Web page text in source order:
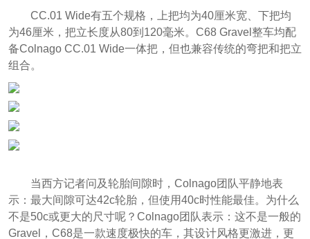
CC.01 Wide有五个规格，上把均为40厘米宽、下把均
为46厘米，把立长度从80到120毫米。C68 Gravel整车均配
备Colnago CC.01 Wide一体把，但也兼容传统的弯把和把立
组合。
当西方记者问及轮胎间隙时，Colnago团队平静地表
示：最大间隙可达42c轮胎，但使用40c时性能最佳。为什么
不是50c或更大的尺寸呢？Colnago团队表示：这不是一般的
Gravel，C68是一款速度极快的车，其设计风格更激进，更